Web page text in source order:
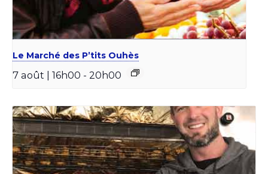
Le Marché des P’tits Ouhès
7 août | 16h00 - 20h00